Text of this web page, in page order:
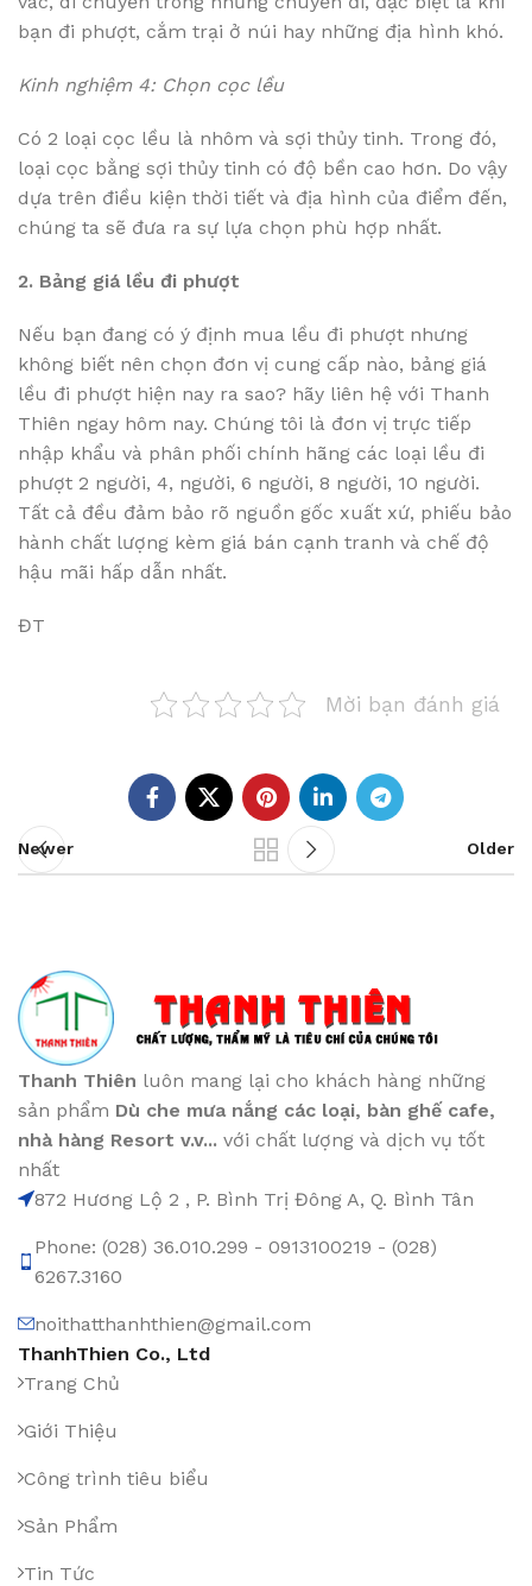
bạn đi phượt, cắm trại ở núi hay những địa hình khó.
Kinh nghiệm 4: Chọn cọc lều
Có 2 loại cọc lều là nhôm và sợi thủy tinh. Trong đó,
loại cọc bằng sợi thủy tinh có độ bền cao hơn. Do vậy
dựa trên điều kiện thời tiết và địa hình của điểm đến,
chúng ta sẽ đưa ra sự lựa chọn phù hợp nhất.
2. Bảng giá lều đi phượt
Nếu bạn đang có ý định mua lều đi phượt nhưng
không biết nên chọn đơn vị cung cấp nào, bảng giá
lều đi phượt hiện nay ra sao? hãy liên hệ với Thanh
Thiên ngay hôm nay. Chúng tôi là đơn vị trực tiếp
nhập khẩu và phân phối chính hãng các loại lều đi
phượt 2 người, 4, người, 6 người, 8 người, 10 người.
Tất cả đều đảm bảo rõ nguồn gốc xuất xứ, phiếu bảo
hành chất lượng kèm giá bán cạnh tranh và chế độ
hậu mãi hấp dẫn nhất.
ĐT
Mời bạn đánh giá
Newer Older
Thanh Thiên luôn mang lại cho khách hàng những
sản phẩm Dù che mưa nắng các loại, bàn ghế cafe,
nhà hàng Resort v.v... với chất lượng và dịch vụ tốt
nhất
872 Hương Lộ 2 , P. Bình Trị Đông A, Q. Bình Tân
Phone: (028) 36.010.299 - 0913100219 - (028)
6267.3160
noithatthanhthien@gmail.com
ThanhThien Co., Ltd
Trang Chủ
Giới Thiệu
Công trình tiêu biểu
Sản Phẩm
Tin Tức